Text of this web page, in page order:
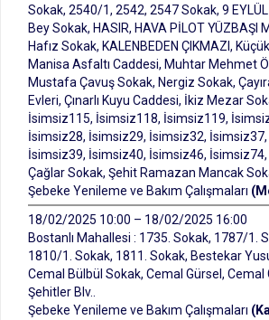
Sokak, 2540/1, 2542, 2547 Sokak, 9 EYLÜL
Bey Sokak, HASIR, HAVA PİLOT YÜZBAŞI
Hafız Sokak, KALENBEDEN ÇIKMAZI,
Manisa Asfaltı Caddesi, Muhtar Mehmet
Mustafa Çavuş Sokak, Nergiz Sokak,
Evleri, Çınarlı Kuyu Caddesi, İkiz Mezar
İsimsiz115, İsimsiz118, İsimsiz119,
İsimsiz28, İsimsiz29, İsimsiz32,
İsimsiz39, İsimsiz40, İsimsiz46,
Çağlar Sokak, Şehit Ramazan Mancak
Şebeke Yenileme ve Bakım Çalışmaları
18/02/2025 10:00 – 18/02/2025 16:00
Bostanlı Mahallesi : 1735. Sokak, 1787/1.
1810/1. Sokak, 1811. Sokak, Bestekar
Cemal Bülbül Sokak, Cemal Gürsel, Cemal
Şehitler Blv..
Şebeke Yenileme ve Bakım Çalışmaları